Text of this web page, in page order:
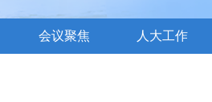
会议聚焦 人大工作